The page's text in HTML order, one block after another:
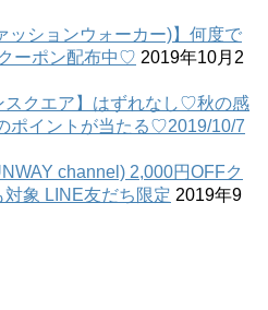
ッションウォーカー)】何度で
ーポン配布中♡ 2019年10月2
スクエア】はずれなし♡秋の感
ポイントが当たる♡2019/10/7
channel) 2,000円OFFク
象 LINE友だち限定 2019年9